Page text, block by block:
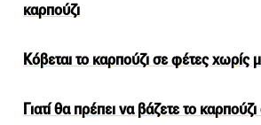
καρπούζι
Κόβεται το καρπούζι σε φέτες χωρίς
Γιατί θα πρέπει να βάζετε το